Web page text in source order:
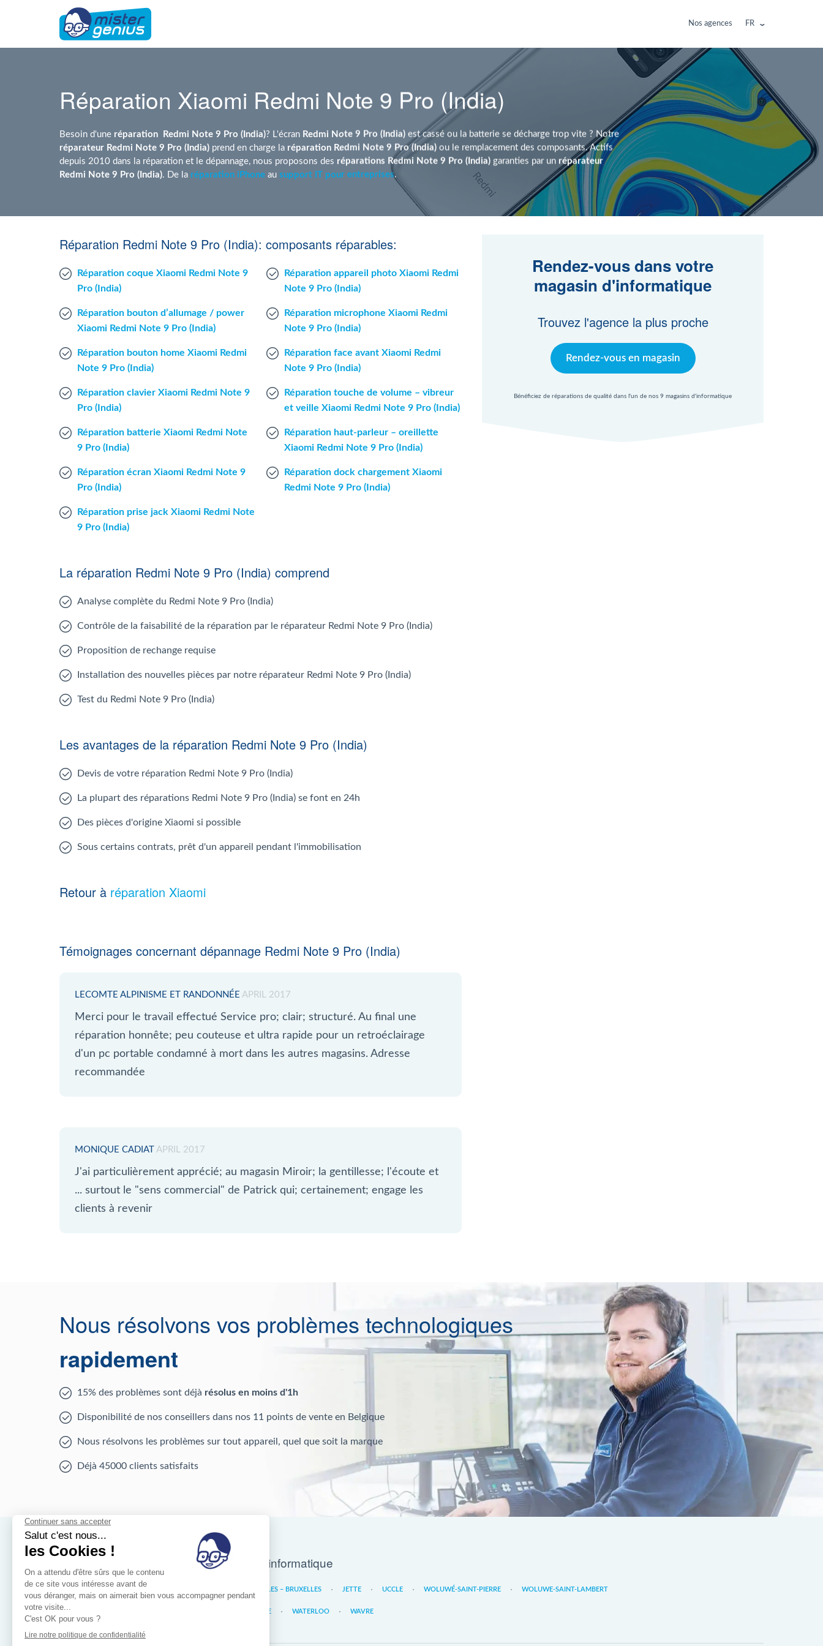
Nos agences FR
Réparation Xiaomi Redmi Note 9 Pro (India)
Besoin d'une réparation Redmi Note 9 Pro (India)? L'écran Redmi Note 9 Pro (India) est cassé ou la batterie se décharge trop vite ? Notre
réparateur Redmi Note 9 Pro (India) prend en charge la réparation Redmi Note 9 Pro (India) ou le remplacement des composants. Actifs
depuis 2010 dans la réparation et le dépannage, nous proposons des réparations Redmi Note 9 Pro (India) garanties par un réparateur
Redmi Note 9 Pro (India). De la réparation iPhone au support IT pour entreprises.
Réparation Redmi Note 9 Pro (India): composants réparables:
Réparation coque Xiaomi Redmi Note 9
Pro (India)
Réparation bouton d’allumage / power
Xiaomi Redmi Note 9 Pro (India)
Réparation bouton home Xiaomi Redmi
Note 9 Pro (India)
Réparation clavier Xiaomi Redmi Note 9
Pro (India)
Réparation batterie Xiaomi Redmi Note
9 Pro (India)
Réparation écran Xiaomi Redmi Note 9
Pro (India)
Réparation prise jack Xiaomi Redmi Note
9 Pro (India)
Réparation appareil photo Xiaomi Redmi
Note 9 Pro (India)
Réparation microphone Xiaomi Redmi
Note 9 Pro (India)
Réparation face avant Xiaomi Redmi
Note 9 Pro (India)
Réparation touche de volume – vibreur
et veille Xiaomi Redmi Note 9 Pro (India)
Réparation haut-parleur – oreillette
Xiaomi Redmi Note 9 Pro (India)
Réparation dock chargement Xiaomi
Redmi Note 9 Pro (India)
Rendez-vous dans votre
magasin d'informatique
Trouvez l'agence la plus proche
Rendez-vous en magasin
Bénéficiez de réparations de qualité dans l'un de nos 9 magasins d'informatique
La réparation Redmi Note 9 Pro (India) comprend
Analyse complète du Redmi Note 9 Pro (India)
Contrôle de la faisabilité de la réparation par le réparateur Redmi Note 9 Pro (India)
Proposition de rechange requise
Installation des nouvelles pièces par notre réparateur Redmi Note 9 Pro (India)
Test du Redmi Note 9 Pro (India)
Les avantages de la réparation Redmi Note 9 Pro (India)
Devis de votre réparation Redmi Note 9 Pro (India)
La plupart des réparations Redmi Note 9 Pro (India) se font en 24h
Des pièces d'origine Xiaomi si possible
Sous certains contrats, prêt d'un appareil pendant l'immobilisation
Retour à réparation Xiaomi
Témoignages concernant dépannage Redmi Note 9 Pro (India)
LECOMTE ALPINISME ET RANDONNÉE APRIL 2017
Merci pour le travail effectué Service pro; clair; structuré. Au final une
réparation honnête; peu couteuse et ultra rapide pour un retroéclairage
d'un pc portable condamné à mort dans les autres magasins. Adresse
recommandée
MONIQUE CADIAT APRIL 2017
J'ai particulièrement apprécié; au magasin Miroir; la gentillesse; l'écoute et
... surtout le "sens commercial" de Patrick qui; certainement; engage les
clients à revenir
Nous résolvons vos problèmes technologiques
rapidement
15% des problèmes sont déjà résolus en moins d'1h
Disponibilité de nos conseillers dans nos 11 points de vente en Belgique
Nous résolvons les problèmes sur tout appareil, quel que soit la marque
Déjà 45000 clients satisfaits
Nos magasins d'informatique
IXELLES – BRUXELLES JETTE UCCLE WOLUWÉ-SAINT-PIERRE WOLUWE-SAINT-LAMBERT
LIÈGE WATERLOO WAVRE